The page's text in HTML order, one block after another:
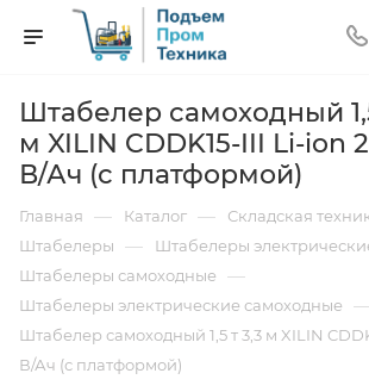
Штабелер самоходный
м XILIN CDDK15-III Li-ion
В/Ач (с платформой)
Главная — Каталог — Складская
Штабелеры — Штабелеры
Штабелеры самоходные —
Штабелеры электрические самоходные
Штабелер самоходный 1,5 т 3,3 м XILIN
В/Ач (с платформой)